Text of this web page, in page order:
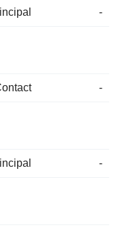
-
-
-